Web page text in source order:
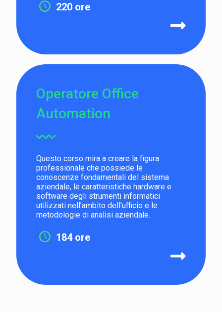
220 ore
Operatore Office
Automation
Questo corso mira a creare la figura
professionale che possiede le
conoscenze fondamentali del sistema
aziendale, le caratteristiche hardware e
software degli strumenti informatici
utilizzati nell’ambito dell’ufficio e le
metodologie di analisi aziendale.
184 ore